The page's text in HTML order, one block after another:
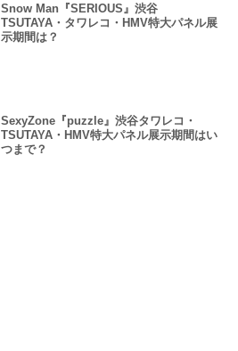
Snow Man『SERIOUS』渋谷
TSUTAYA・タワレコ・HMV特大パネル展
示期間は？
SexyZone『puzzle』渋谷タワレコ・
TSUTAYA・HMV特大パネル展示期間はい
つまで？